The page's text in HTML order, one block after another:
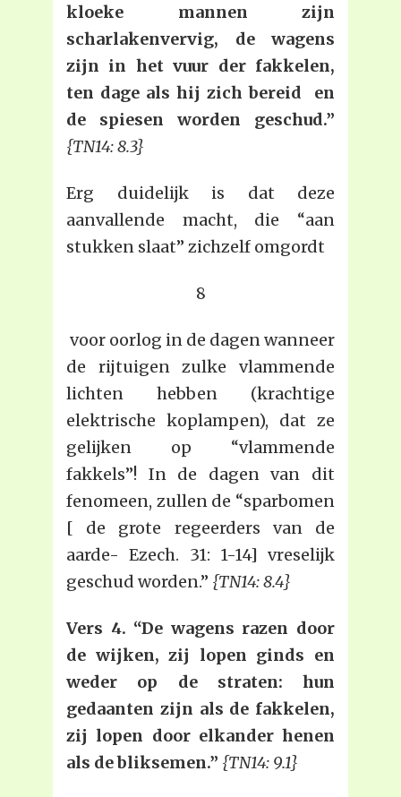
kloeke mannen zijn
scharlakenvervig, de wagens
zijn in het vuur der fakkelen,
ten dage als hij zich bereid en
de spiesen worden geschud.”
{TN14: 8.3}
Erg duidelijk is dat deze
aanvallende macht, die “aan
stukken slaat” zichzelf omgordt
8
voor oorlog in de dagen wanneer
de rijtuigen zulke vlammende
lichten hebben (krachtige
elektrische koplampen), dat ze
gelijken op “vlammende
fakkels”! In de dagen van dit
fenomeen, zullen de “sparbomen
[ de grote regeerders van de
aarde- Ezech. 31: 1-14] vreselijk
geschud worden.” {TN14: 8.4}
Vers 4. “De wagens razen door
de wijken, zij lopen ginds en
weder op de straten: hun
gedaanten zijn als de fakkelen,
zij lopen door elkander henen
als de bliksemen.” {TN14: 9.1}